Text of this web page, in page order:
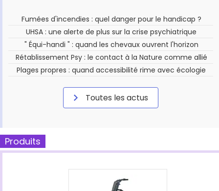
Fumées d'incendies : quel danger pour le handicap ?
UHSA : une alerte de plus sur la crise psychiatrique
" Équi-handi " : quand les chevaux ouvrent l'horizon
Rétablissement Psy : le contact à la Nature comme allié
Plages propres : quand accessibilité rime avec écologie
Toutes les actus
Produits